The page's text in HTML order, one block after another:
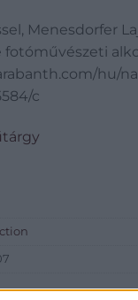
Menesdorfer
hu/
c